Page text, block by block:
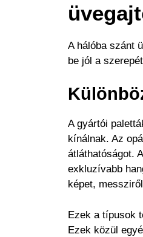
A hálóba szánt
be jól a
A gyártói
kínálnak. Az
átláthatóságot.
exkluzívabb
képet,
Ezek a típusok
Ezek közül